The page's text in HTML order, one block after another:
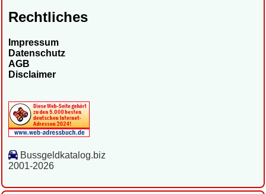
Rechtliches
Impressum
Datenschutz
AGB
Disclaimer
Bussgeldkatalog.biz
2001-2026